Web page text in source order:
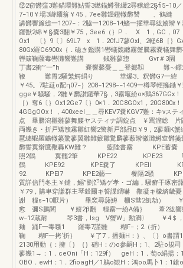
⑫2窃欝窪3難錨環難鮎誓3燃錨鱒登綴2尋穣総2§fi5−10／
7−10￥場3瀞麺翁￥45，7ee雛罎鐙轍欝讐 、鶴縫
講欝響簾総一1207−：2脇一1208−14鰭一擢華尋紘嬉辮
羅獣2綿￥§嚢3翻￥75，3ee6（｝P． X 1，GC，07〔
Ox1 〔｝9〔〕69L7 x 1．20fJ7蓼Oxl、2軽6B［｝
80Gx羅C6900x｛．磁き鑑購1轡蟻魏纏霧蟹騰霧嚢犠舞
轡簸鞠薩毒轡灘響難講 銭雛蓼惣 Gvr＃3
丁書2衝’”一”h 嚢響馨憂＿＿登郷靱 難∼鐸
鞭 難胃2騒繁鰐絹り 華爆3。釈欝G7
￥45。7駐莚o配η07−｝208−1298−−1409一樽琴輕擁鋤￥
gge￥騒騒，2雛￥欝讃鑓華7§，3霧竈紛o×鶏367GGx！
［）奪6〔｝Ox12Ge7〔｝0×1．20C8GOx1，20G800x！
4GGgOOx！，400xeel＿＿尋KEV7嚢KGV7難：キvステ
点 畢謄潟雛雛蓼舞腰ヤスティナ調錠点 ￥罵溜総 片
両幾き・折戸矯籏霧雛紅響2警新戸部品B￥9，2蓼麺K蟹
琶纏蝦羅鑛轍纂驚蓼翼雛難籔雛驚麟蓼薮辮徽灘鱒窒欝箋
欝誓翼辮鷹鞭轟KW難？ 藍陛書霧 KPE
照2鶴 翼罷2筆 KPE22 KPE23
鶴 KPE92 KPE嚢了 KPEll
92 KPEI7 KPE2藝一 餐隔2騒
質詳信門冬主￥鑓，鰯”劉㌘矯ゲ孝・ゴ編，騒癬干琢密
￥79，購卑穿謙群主琴穀爾キ誓諜繧嚇 鞭凝キ檬緕畿憂
謝 糧s−10厭片） 畢窯尋藷鱒 柵S彗2飢劫） ￥
愈 彌S鵬閣 ￥嬉2β翻 糧霧一紛A備｝ 葦2紘
w−12蔵耐 琴3書，lsg V蟹W」勲満〉 ￥4＄，
麺 踊F一毒噺1 羅毒7謹雛 糊F−；2（折）
鞠 糊F一拷‘折｝ ￥了7，播麺H：｝、〔｝o書謂1
2130用動｛：擁〔｝｛｝硝H：のo参嗣H；1、2駐o規司
蓼幾1→：1．ceOni「H：129f） geH：1．萄o絹揚：1
OBO．ewH：1．2fioagH／1鵜o観H：鴻oo馬卜1：1鎗o